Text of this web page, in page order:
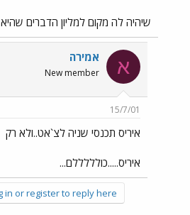
שיהיה לה מקום למליון הדברים
א אמירה
New member
15/7/01
איריס תכנסי שניה לצ`אט..ולא רק
איריס.....כולללללם...
in or register to reply here.